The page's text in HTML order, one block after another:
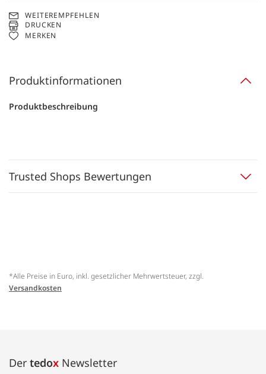
WEITEREMPFEHLEN
DRUCKEN
MERKEN
Produktinformationen
Produktbeschreibung
Trusted Shops Bewertungen
*Alle Preise in Euro, inkl. gesetzlicher Mehrwertsteuer, zzgl.
Versandkosten
Der tedox Newsletter